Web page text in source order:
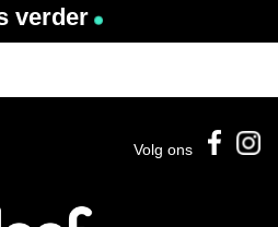
verder
Volg ons